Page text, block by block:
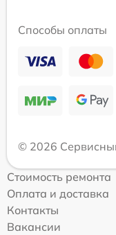
Способы оплаты
© 2026
Стоимость ремонта
Оплата и доставка
Контакты
Вакансии